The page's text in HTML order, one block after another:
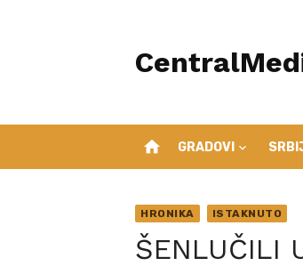
home GRADOVI
HRONIKA ISTAKNUTO
ŠENLUČILI